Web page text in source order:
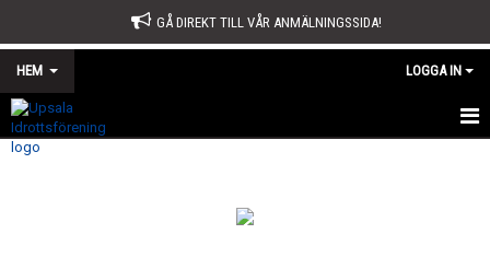
GÅ DIREKT TILL VÅR ANMÄLNINGSSIDA!
HEM LOGGA IN
START